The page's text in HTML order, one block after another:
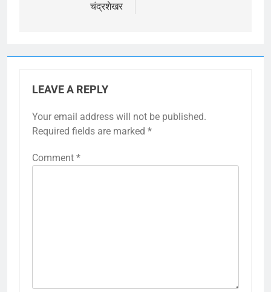
चंद्रशेखर
LEAVE A REPLY
Your email address will not be published.
Required fields are marked *
Comment *